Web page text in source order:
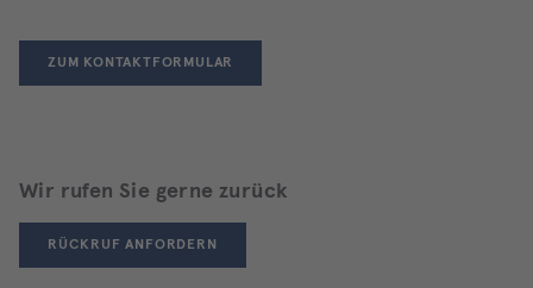
ZUM KONTAKTFORMULAR
Wir rufen Sie gerne zurück
RÜCKRUF ANFORDERN